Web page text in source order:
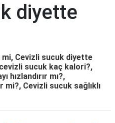
diyette
Cevizli sucuk diyette
sucuk kaç kalori?,
hızlandırır mı?,
Cevizli sucuk sağlıklı